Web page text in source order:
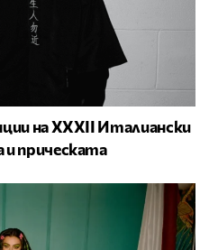
на XXXII Италиански
прическата